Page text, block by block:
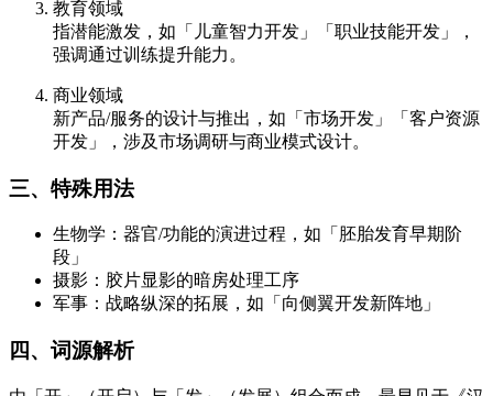
教育领域
指潜能激发，如「儿童智力开发」「职业技能开发」，
强调通过训练提升能力。
商业领域
新产品/服务的设计与推出，如「市场开发」「客户资源
开发」，涉及市场调研与商业模式设计。
三、特殊用法
生物学：器官/功能的演进过程，如「胚胎发育早期阶
段」
摄影：胶片显影的暗房处理工序
军事：战略纵深的拓展，如「向侧翼开发新阵地」
四、词源解析